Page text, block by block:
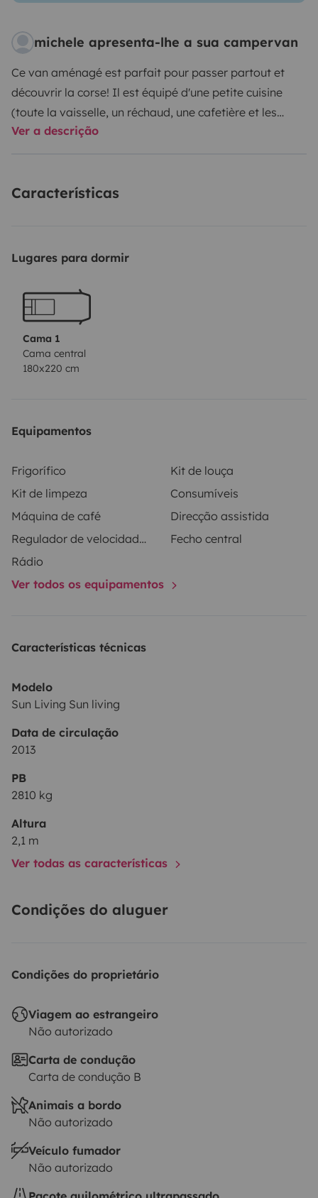
michele apresenta-lhe a sua campervan
Ce van aménagé est parfait pour passer partout et
découvrir la corse! Il est équipé d'une petite cuisine
(toute la vaisselle, un réchaud, une cafetière et les
produits de première nécessité), une table avec deux
vous gagnez donc en confort et en temps car il n'y a
vos téléphones ou appareils photos la nuit.
Ver a descrição
Características
Lugares para dormir
Cama 1
Cama central
180x220 cm
Equipamentos
Frigorífico
Kit de louça
Kit de limpeza
Consumíveis
Máquina de café
Direcção assistida
Regulador de velocidade / Cruise Control
Fecho central
Rádio
Ver todos os equipamentos
Características técnicas
Modelo
Sun Living Sun living
Data de circulação
2013
PB
2810 kg
Altura
2,1 m
Ver todas as características
Condições do aluguer
Condições do proprietário
Viagem ao estrangeiro
Não autorizado
Carta de condução
Carta de condução B
Animais a bordo
Não autorizado
Veículo fumador
Não autorizado